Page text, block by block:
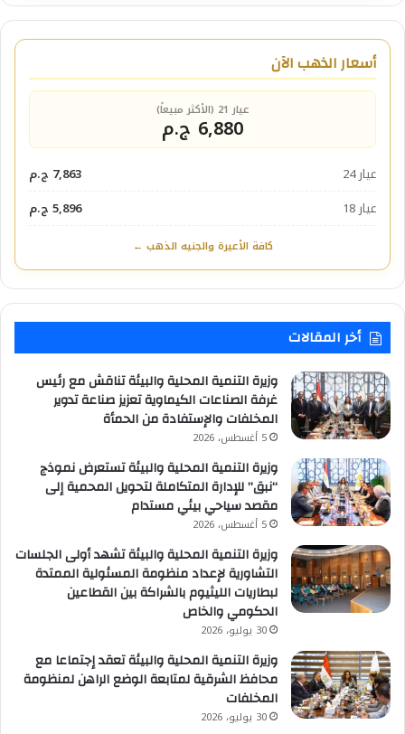
أسعار الذهب الآن
عيار 21 (الأكثر مبيعاً)
6,880 ج.م
عيار 24
7,863 ج.م
عيار 18
5,896 ج.م
كافة الأعيرة والجنيه الذهب ←
أخر المقالات
وزيرة التنمية المحلية والبيئة تناقش مع رئيس
غرفة الصناعات الكيماوية تعزيز صناعة تدوير
المخلفات والإستفادة من الحمأة
5 أغسطس، 2026
وزيرة التنمية المحلية والبيئة تستعرض نموذج
“نبق” للإدارة المتكاملة لتحويل المحمية إلى
مقصد سياحي بيئي مستدام
5 أغسطس، 2026
وزيرة التنمية المحلية والبيئة تشهد أولى الجلسات
التشاورية لإعداد منظومة المسئولية الممتدة
لبطاريات الليثيوم بالشراكة بين القطاعين
الحكومي والخاص
30 يوليو، 2026
وزيرة التنمية المحلية والبيئة تعقد إجتماعا مع
محافظ الشرقية لمتابعة الوضع الراهن لمنظومة
المخلفات
30 يوليو، 2026